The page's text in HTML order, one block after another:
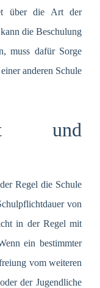
über die Art der
die Beschulung
muss dafür Sorge
anderen Schule
und
Regel die Schule
von
in der Regel mit
ein bestimmter
vom weiteren
der Jugendliche